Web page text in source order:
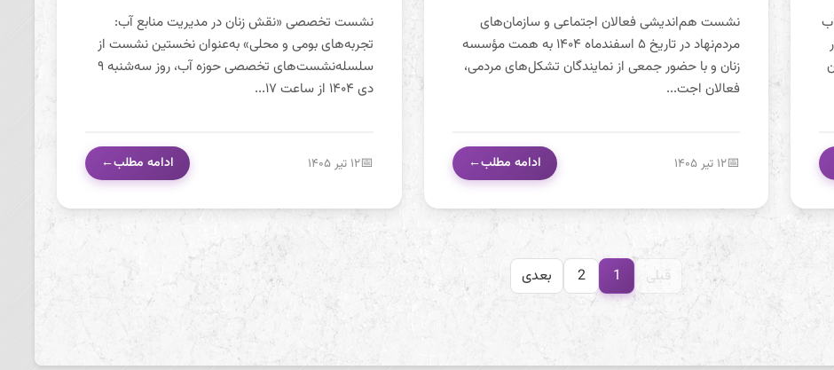
نشست هم‌اندیشی فعالان اجتماعی و سازمان‌های
مردم‌نهاد در تاریخ ۵ اسفندماه ۱۴۰۴ به همت مؤسسه
زنان و با حضور جمعی از نمایندگان تشکل‌های مردمی،
فعالان اجت...
۱۲ تیر ۱۴۰۵ ادامه مطلب
نشست تخصصی «نقش زنان در مدیریت منابع آب:
تجربه‌های بومی و محلی» به‌عنوان نخستین نشست از
سلسله‌نشست‌های تخصصی حوزه آب، روز سه‌شنبه ۹
دی ۱۴۰۴ از ساعت ۱۷...
۱۲ تیر ۱۴۰۵ ادامه مطلب
قبلی 1
2 بعدی